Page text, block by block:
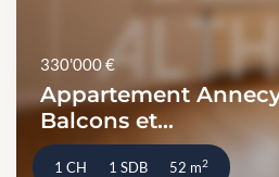
330'000 €
Appartement
Balcons et...
1 CH 1 SDB 52 m2